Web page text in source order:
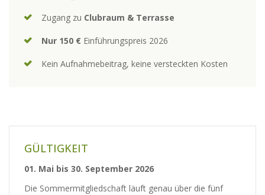
Zugang zu Clubraum & Terrasse
Nur 150 € Einführungspreis 2026
Kein Aufnahmebeitrag, keine versteckten Kosten
GÜLTIGKEIT
01. Mai bis 30. September 2026
Die Sommermitgliedschaft läuft genau über die fünf